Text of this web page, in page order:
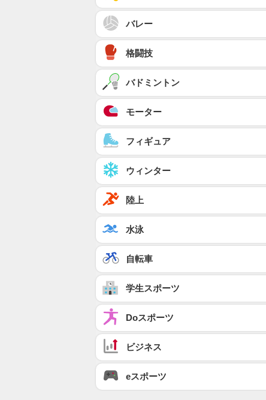
バレー
格闘技
バドミントン
モーター
フィギュア
ウィンター
陸上
水泳
自転車
学生スポーツ
Doスポーツ
ビジネス
eスポーツ